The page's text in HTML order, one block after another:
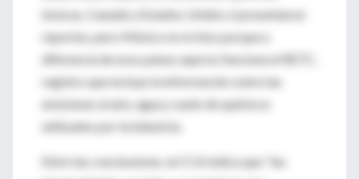
tóxicas, Canadá y Estados Unidos sí presentaron
reportes, pero México no lo hizo porque a
diferencia de esos países aquí no funciona el RETC,
registro que incluye la información sobre las
emisiones al aire, agua y suelo de químicos
utilizados por la industria.
Entre las conclusiones, la CCA indica que "las